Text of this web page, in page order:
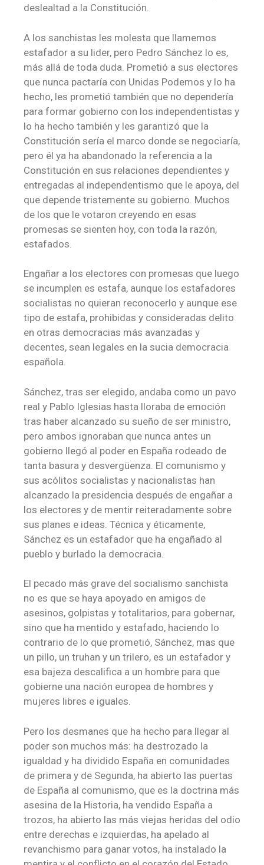
deslealtad a la Constitución.
A los sanchistas les molesta que llamemos
estafador a su lider, pero Pedro Sánchez lo es,
más allá de toda duda. Prometió a sus electores
que nunca pactaría con Unidas Podemos y lo ha
hecho, les prometió también que no dependería
para formar gobierno con los independentistas y
lo ha hecho también y les garantizó que la
Constitución sería el marco donde se negociaría,
pero él ya ha abandonado la referencia a la
Constitución en sus relaciones dependientes y
entregadas al independentismo que le apoya, del
que depende tristemente su gobierno. Muchos
de los que le votaron creyendo en esas
promesas se sienten hoy, con toda la razón,
estafados.
Engañar a los electores con promesas que luego
se incumplen es estafa, aunque los estafadores
socialistas no quieran reconocerlo y aunque ese
tipo de estafa, prohibidas y consideradas delito
en otras democracias más avanzadas y
decentes, sean legales en la sucia democracia
española.
Sánchez, tras ser elegido, andaba como un pavo
real y Pablo Iglesias hasta lloraba de emoción
tras haber alcanzado su sueño de ser ministro,
pero ambos ignoraban que nunca antes un
gobierno llegó al poder en España rodeado de
tanta basura y desvergüenza. El comunismo y
sus acólitos socialistas y nacionalistas han
alcanzado la presidencia después de engañar a
los electores y de mentir reiteradamente sobre
sus planes e ideas. Técnica y éticamente,
Sánchez es un estafador que ha engañado al
pueblo y burlado la democracia.
El pecado más grave del socialismo sanchista
no es que se haya apoyado en amigos de
asesinos, golpistas y totalitarios, para gobernar,
sino que ha mentido y estafado, haciendo lo
contrario de lo que prometió, Sánchez, mas que
un pillo, un truhan y un trilero, es un estafador y
esa bajeza descalifica a un hombre para que
gobierne una nación europea de hombres y
mujeres libres e iguales.
Pero los desmanes que ha hecho para llegar al
poder son muchos más: ha destrozado la
igualdad y ha dividido España en comunidades
de primera y de Segunda, ha abierto las puertas
de España al comunismo, que es la doctrina más
asesina de la Historia, ha vendido España a
trozos, ha abierto las más viejas heridas del odio
entre derechas e izquierdas, ha apelado al
revanchismo para ganar votos, ha instalado la